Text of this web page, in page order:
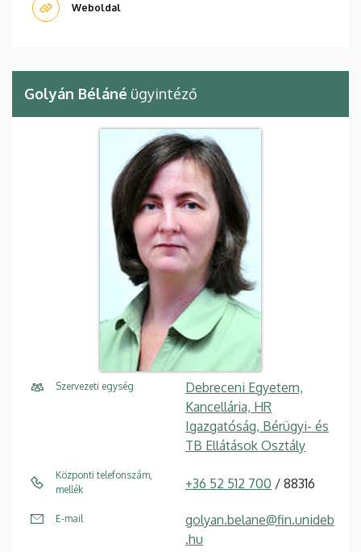
Weboldal
Golyán Béláné ügyintéző
Szervezeti egység
Debreceni Egyetem,
Kancellária, HR
Igazgatóság, Bérügyi- és
TB Ellátások Osztály
Központi telefonszám,
mellék
+36 52 512 700 / 88316
E-mail
golyan.belane@fin.unideb
.hu